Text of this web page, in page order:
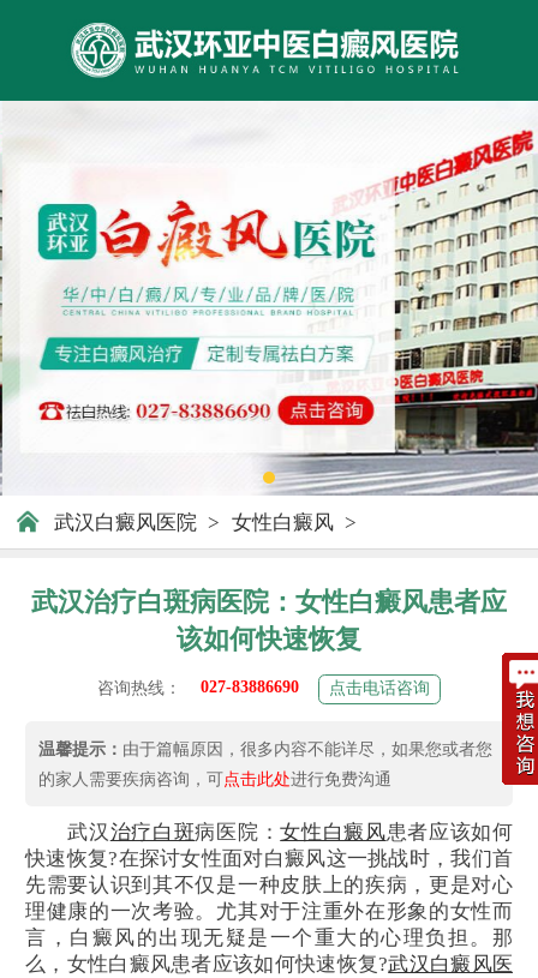
武汉白癜风医院 > 女性白癜风 >
武汉治疗白斑病医院：女性白癜风患者应
该如何快速恢复
咨询热线： 027-83886690 点击电话咨询
温馨提示： 由于篇幅原因，很多内容不能详尽，如果您或者您
的家人需要疾病咨询，可点击此处进行免费沟通
武汉治疗白斑病医院：女性白癜风患者应该如何
快速恢复?在探讨女性面对白癜风这一挑战时，我们首
先需要认识到其不仅是一种皮肤上的疾病，更是对心
理健康的一次考验。尤其对于注重外在形象的女性而
言，白癜风的出现无疑是一个重大的心理负担。那
么，女性白癜风患者应该如何快速恢复?武汉白癜风医